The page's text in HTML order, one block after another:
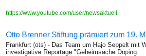
https://www.youtube.com/user/newsaktuell
Otto Brenner Stiftung prämiert zum 19.
Frankfurt (ots) - Das Team um Hajo Seppelt mit
investigative Reportage "Geheimsache Doping